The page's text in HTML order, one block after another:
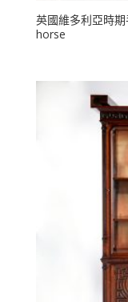
英國維多利亞時
horse